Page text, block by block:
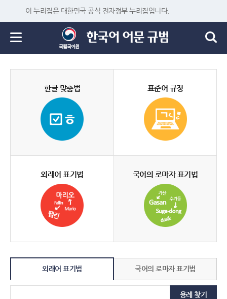
이 누리집은 대한민국 공식 전자정부 누리집입니다.
한글 맞춤법 표준어 규정
외래어 표기법 국어의 로마자 표기법
외래어 표기법 국어의 로마자 표기법
용례 찾기